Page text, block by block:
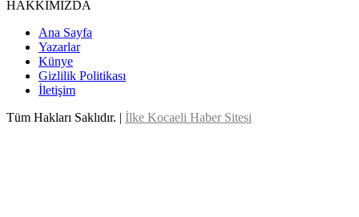
HAKKIMIZDA
Ana Sayfa
Yazarlar
Künye
Gizlilik Politikası
İletişim
Tüm Hakları Saklıdır. | İlke Kocaeli Haber Sitesi